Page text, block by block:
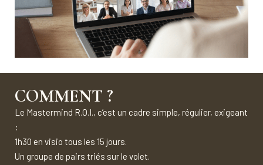
COMMENT ?
Le Mastermind R.O.I., c’est un cadre simple, régulier, exigeant
:
1h30 en visio tous les 15 jours.
Un groupe de pairs triés sur le volet.